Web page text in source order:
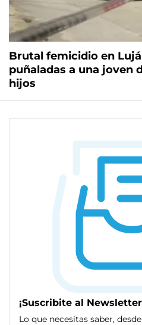
Brutal femicidio en
puñaladas a una joven
hijos
¡Suscribite al
Lo que necesitas saber,